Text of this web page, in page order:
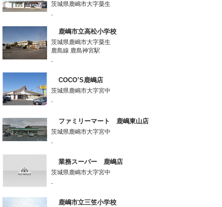
茨城県鹿嶋市大字粟生
-
鹿嶋市立高松小学校
茨城県鹿嶋市大字粟生
鹿島線 鹿島神宮駅
-
COCO’S鹿嶋店
茨城県鹿嶋市大字宮中
-
ファミリーマート 鹿嶋東山店
茨城県鹿嶋市大字宮中
-
業務スーパー 鹿嶋店
茨城県鹿嶋市大字宮中
-
鹿嶋市立三笠小学校